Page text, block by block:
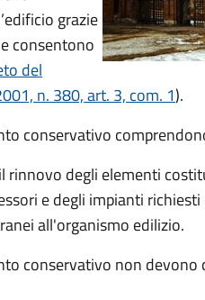
grazie
consentono
del
n. 380, art. 3, com. 1).
conservativo
degli elementi
e degli impianti richiesti
all'organismo edilizio.
conservativo non